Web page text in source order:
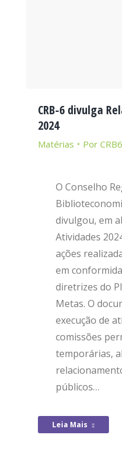
CRB-6 divulga
2024
Matérias Por CRB6
O Conselho
divulgou, em
Atividades
ações
em
diretrizes do
Metas. O
execução de
comissões
temporárias,
públicos…
Leia Mais